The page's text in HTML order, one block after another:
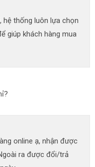
hệ thống luôn lựa chọn
giúp khách hàng mua
online ạ, nhận được
ra được đổi/trả